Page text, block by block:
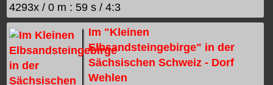
4293x / 0 m : 59 s / 4:3
Im "Kleinen
Elbsandsteingebirge" in der
Sächsischen Schweiz - Dorf
Wehlen